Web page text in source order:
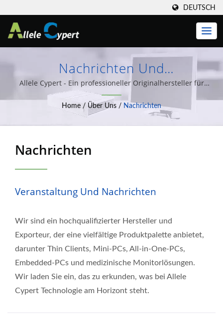
DEUTSCH
Nachrichten Und
Veranstaltungen
Allele Cypert - Ein professioneller Originalhersteller für
Embedded-Mainboards, IPC.
Home / Über Uns / Nachrichten
Nachrichten
Veranstaltung Und Nachrichten
Wir sind ein hochqualifizierter Hersteller und
Exporteur, der eine vielfältige Produktpalette anbietet,
darunter Thin Clients, Mini-PCs, All-in-One-PCs,
Embedded-PCs und medizinische Monitorlösungen.
Wir laden Sie ein, das zu erkunden, was bei Allele
Cypert Technologie am Horizont steht.